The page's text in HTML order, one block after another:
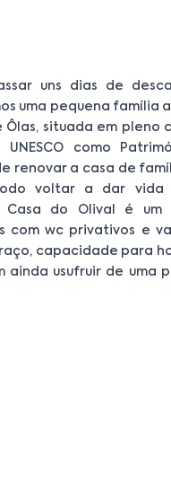
uns dias de
uma pequena família
situada em pleno
como
renovar a casa de
voltar a dar vida
Casa do Olival é um
wc privativos e
capacidade para
ainda usufruir de uma